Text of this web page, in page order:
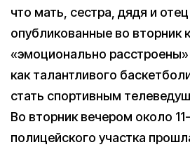
что мать, сестра, дядя и
опубликованные во вторник
«эмоционально
как талантливого
стать спортивным
Во вторник вечером около
полицейского участка